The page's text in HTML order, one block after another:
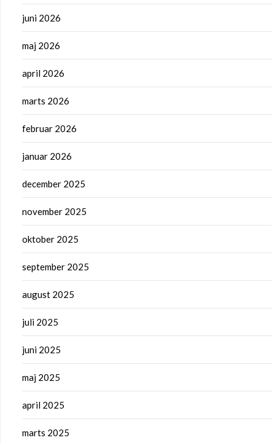
juni 2026
maj 2026
april 2026
marts 2026
februar 2026
januar 2026
december 2025
november 2025
oktober 2025
september 2025
august 2025
juli 2025
juni 2025
maj 2025
april 2025
marts 2025